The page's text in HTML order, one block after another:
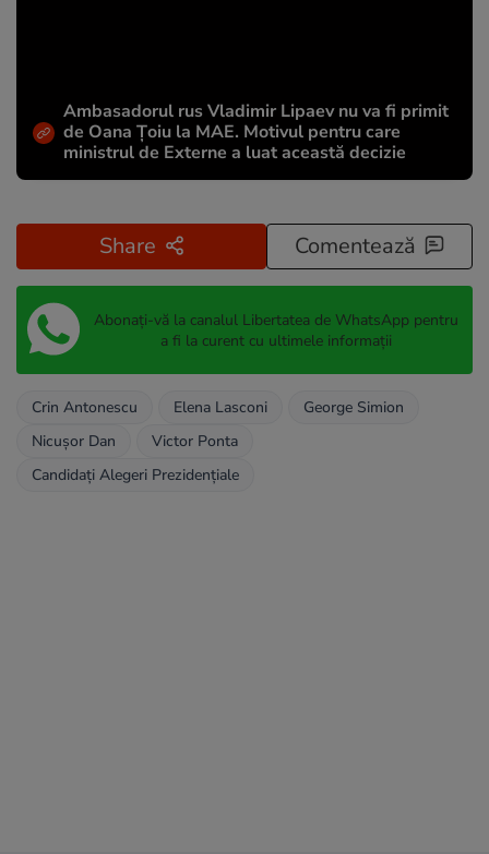
Ambasadorul rus Vladimir Lipaev nu va fi primit
de Oana Țoiu la MAE. Motivul pentru care
ministrul de Externe a luat această decizie
Share Comentează
Abonați-vă la canalul Libertatea de WhatsApp pentru
a fi la curent cu ultimele informații
Crin Antonescu Elena Lasconi
George Simion
Nicușor Dan
Victor Ponta
Candidați Alegeri Prezidențiale